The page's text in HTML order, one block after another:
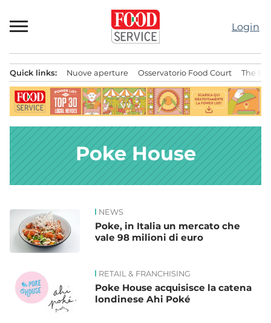
al
contenuto
Login
principale
Quick links: Nuove aperture Osservatorio Food Court The
Poke House
News NEWS
Poke, in Italia un mercato che
vale 98 milioni di euro
RETAIL & FRANCHISING
Poke House acquisisce la catena
londinese Ahi Poké